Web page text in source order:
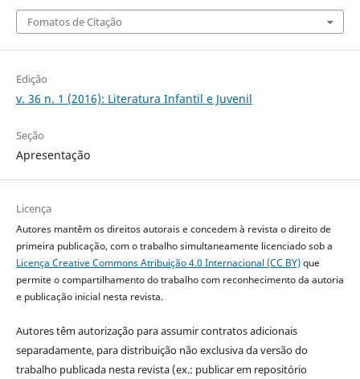
Fomatos de Citação
Edição
v. 36 n. 1 (2016): Literatura Infantil e Juvenil
Seção
Apresentação
Licença
Autores mantêm os direitos autorais e concedem à revista o direito de
primeira publicação, com o trabalho simultaneamente licenciado sob a
Licença Creative Commons Atribuição 4.0 Internacional (CC BY)que
permite o compartilhamento do trabalho com reconhecimento da autoria
e publicação inicial nesta revista.
Autores têm autorização para assumir contratos adicionais
separadamente, para distribuição não exclusiva da versão do
trabalho publicada nesta revista (ex.: publicar em repositório